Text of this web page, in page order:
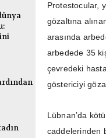
Protestocular,
gözaltına
arasında
arbedede 35
çevredeki
göstericiyi
Lübnan’da
caddelerinden